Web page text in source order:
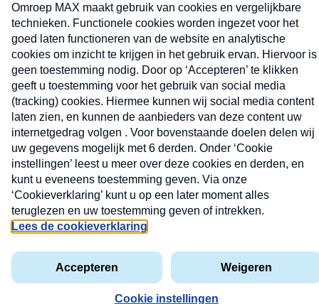
X
Nieuwsbrief
Neem hier een gratis abonnement op de MAX
Consumenten nieuwsbrief. Elke maandag en
donderdag in uw mailbox.
e-
privacyverklaring